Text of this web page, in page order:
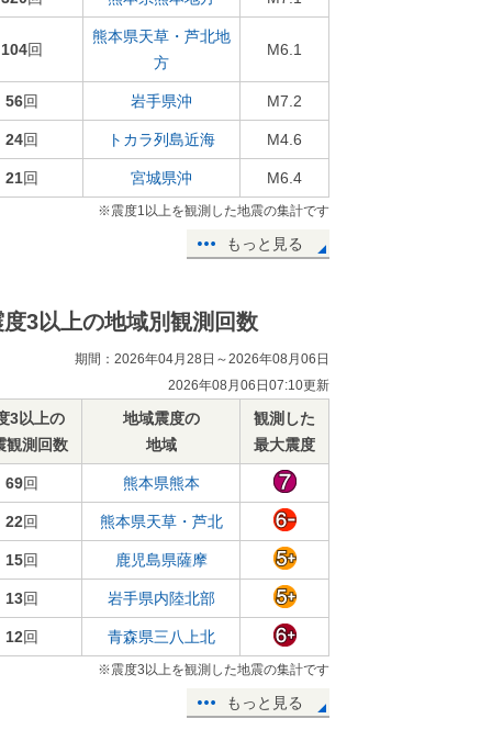
104回
熊本県天草・芦北地
方
M6.1
56回 岩手県沖 M7.2
24回 トカラ列島近海 M4.6
21回 宮城県沖 M6.4
※震度1以上を観測した地震の集計です
もっと見る
度3以上の地域別観測回数
期間：2026年04月28日～2026年08月06日
2026年08月06日07:10更新
3以上の
観測回数
地域震度の
地域
観測した
最大震度
69回 熊本県熊本
22回 熊本県天草・芦北
15回 鹿児島県薩摩
13回 岩手県内陸北部
12回 青森県三八上北
※震度3以上を観測した地震の集計です
もっと見る